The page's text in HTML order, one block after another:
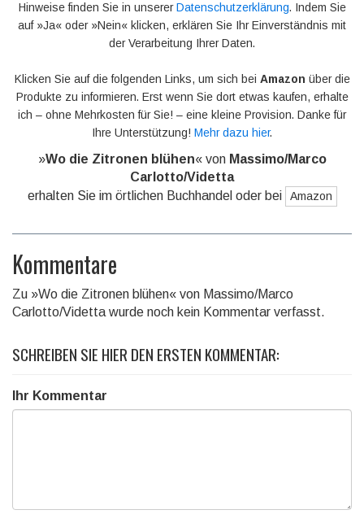
Hinweise finden Sie in unsererDatenschutzerklärung. Indem Sie
auf »Ja« oder »Nein« klicken, erklären Sie Ihr Einverständnis mit
der Verarbeitung Ihrer Daten.
Klicken Sie auf die folgenden Links, um sich bei Amazon über die
Produkte zu informieren. Erst wenn Sie dort etwas kaufen, erhalte
ich – ohne Mehrkosten für Sie! – eine kleine Provision. Danke für
Ihre Unterstützung! Mehr dazu hier.
»Wo die Zitronen blühen« von Massimo/Marco
Carlotto/Videtta
erhalten Sie im örtlichen Buchhandel oder bei
Amazon
Kommentare
Zu »Wo die Zitronen blühen« von Massimo/Marco
Carlotto/Videtta wurde noch kein Kommentar verfasst.
SCHREIBEN SIE HIER DEN ERSTEN KOMMENTAR:
Ihr Kommentar